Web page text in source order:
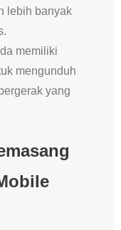
lebih banyak
memiliki
mengunduh
yang